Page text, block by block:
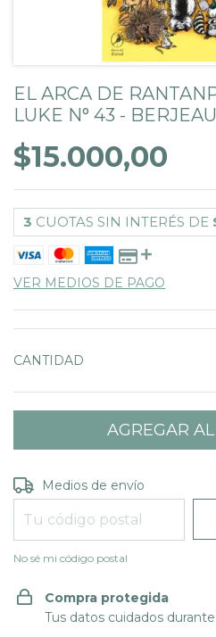
EL ARCA DE
LUKE N° 43 -
$15.000,00
3 CUOTAS SIN INTERÉS DE
VER MEDIOS DE PAGO
CANTIDAD
Entregas para el CP:
Medios de envío
No sé mi código postal
Compra protegida
Tus datos cuidados